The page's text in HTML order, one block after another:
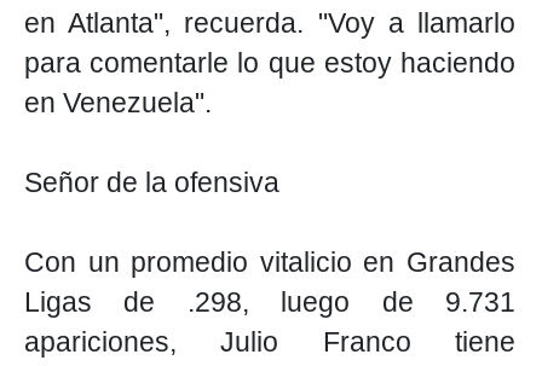
en Atlanta", recuerda. "Voy a llamarlo
para comentarle lo que estoy haciendo
en Venezuela".
Señor de la ofensiva
Con un promedio vitalicio en Grandes
Ligas de .298, luego de 9.731
apariciones, Julio Franco tiene